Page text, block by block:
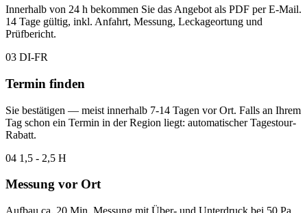
Innerhalb von 24 h bekommen Sie das Angebot als PDF per E-Mail.
14 Tage gültig, inkl. Anfahrt, Messung, Leckageortung und
Prüfbericht.
03 DI-FR
Termin finden
Sie bestätigen — meist innerhalb 7-14 Tagen vor Ort. Falls an Ihrem
Tag schon ein Termin in der Region liegt: automatischer Tagestour-
Rabatt.
04 1,5 - 2,5 H
Messung vor Ort
Aufbau ca. 20 Min. Messung mit Über- und Unterdruck bei 50 Pa